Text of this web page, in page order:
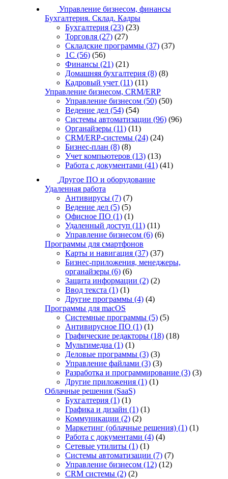
Управление бизнесом, финансы
Бухгалтерия. Склад. Кадры
Бухгалтерия (23) (23)
Торговля (27) (27)
Складские программы (37) (37)
1С (56) (56)
Финансы (21) (21)
Домашняя бухгалтерия (8) (8)
Кадровый учет (11) (11)
Управление бизнесом, CRM/ERP
Управление бизнесом (50) (50)
Ведение дел (54) (54)
Системы автоматизации (96) (96)
Органайзеры (11) (11)
CRM/ERP-системы (24) (24)
Бизнес-план (8) (8)
Учет компьютеров (13) (13)
Работа с документами (41) (41)
Другое ПО и оборудование
Удаленная работа
Антивирусы (7) (7)
Ведение дел (5) (5)
Офисное ПО (1) (1)
Удаленный доступ (11) (11)
Управление бизнесом (6) (6)
Программы для смартфонов
Карты и навигация (37) (37)
Бизнес-приложения, менеджеры,
органайзеры (6) (6)
Защита информации (2) (2)
Ввод текста (1) (1)
Другие программы (4) (4)
Программы для macOS
Системные программы (5) (5)
Антивирусное ПО (1) (1)
Графические редакторы (18) (18)
Мультимедиа (1) (1)
Деловые программы (3) (3)
Управление файлами (3) (3)
Разработка и программирование (3) (3)
Другие приложения (1) (1)
Облачные решения (SaaS)
Бухгалтерия (1) (1)
Графика и дизайн (1) (1)
Коммуникации (2) (2)
Маркетинг (облачные решения) (1) (1)
Работа с документами (4) (4)
Сетевые утилиты (1) (1)
Системы автоматизации (7) (7)
Управление бизнесом (12) (12)
CRM системы (2) (2)